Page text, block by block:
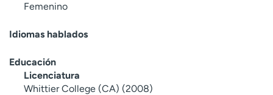
Femenino
Idiomas hablados
Educación
Licenciatura
Whittier College (CA) (2008)